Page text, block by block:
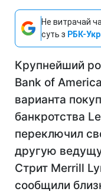
Не витрачай
суть з РБК-
Крупнейший
Bank of
варианта
банкротства
переключил
другую
Стрит Merrill
сообщили